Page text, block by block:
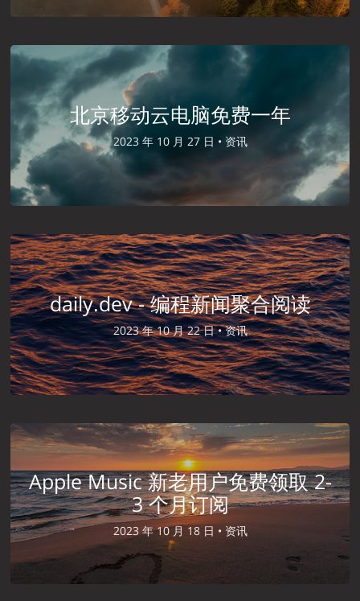
北京移动云电脑免费一年
2023 年 10 月 27 日 • 资讯
daily.dev - 编程新闻聚合阅读
2023 年 10 月 22 日 •资讯
Apple Music 新老用户免费领取 2-
3 个月订阅
2023 年 10 月 18 日 • 资讯